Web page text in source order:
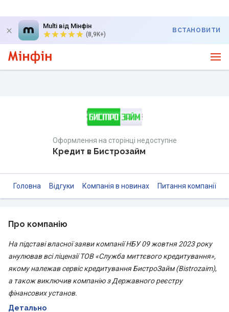
Multi від Мінфін
(8,9K+)
ВСТАНОВИТИ
Оформлення на сторінці недоступне
Кредит в Бистрозайм
Головна Відгуки Компанія в новинах Питання компанії
Про компанію
На підставі власної заяви компанії НБУ 09 жовтня 2023 року
анулював всі ліцензії ТОВ «Служба миттєвого кредитування»,
якому належав сервіс кредитування БистроЗайм (Bistrozaim),
а також виключив компанію з Державного реєстру
фінансових установ.
Детально